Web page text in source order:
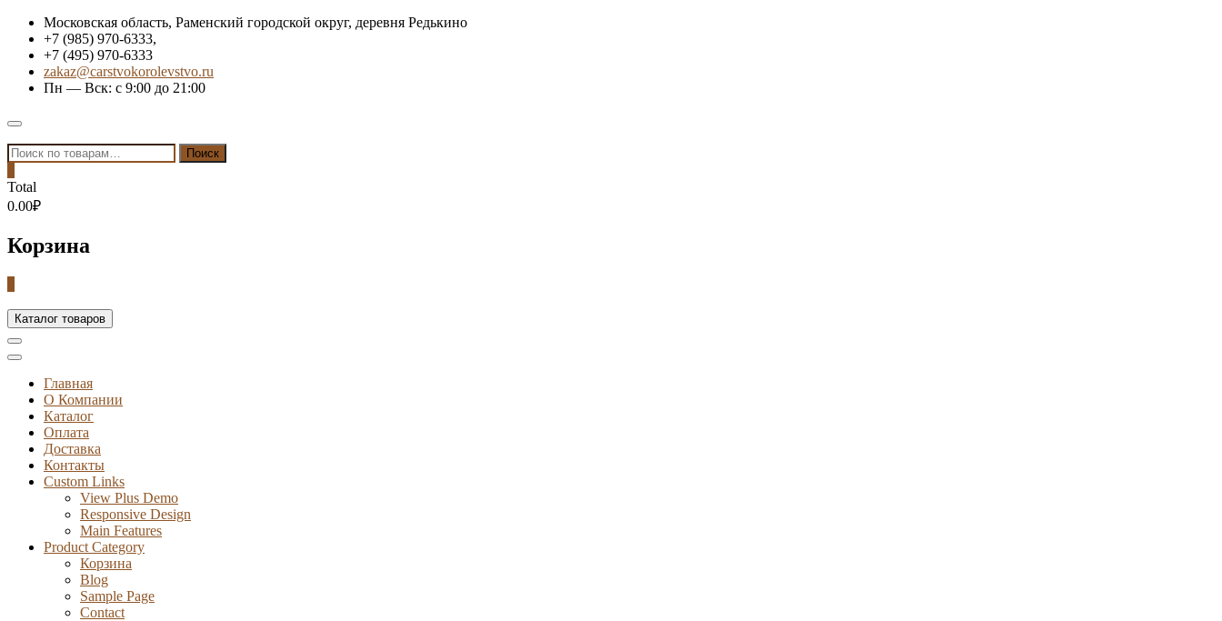
Skip
content
Московская область, Раменский городской округ, деревня Редькино
+7 (985) 970-6333,
+7 (495) 970-6333
zakaz@carstvokorolevstvo.ru
Пн — Вск: с 9:00 до 21:00
Topbar
Menu
Искать: Поиск
Total
0.00₽
Корзина
Каталог товаров
Главная
О Компании
Каталог
Оплата
Доставка
Контакты
Custom Links
View Plus Demo
Responsive Design
Main Features
Product Category
Корзина
Blog
Sample Page
Contact